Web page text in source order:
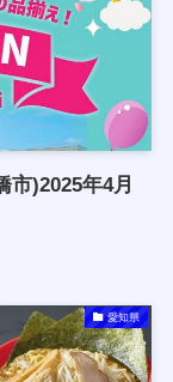
)2025年4月
愛知県